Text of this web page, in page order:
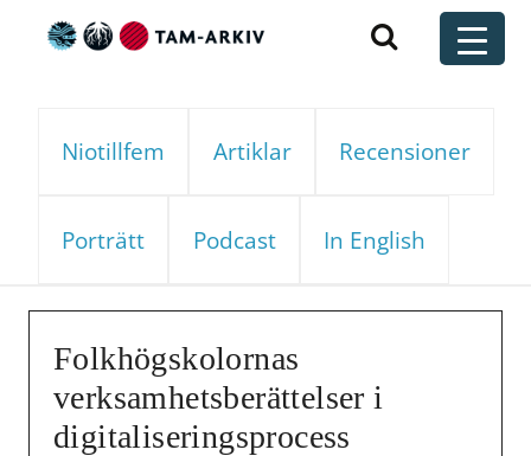
Huvudnavigering
Niotillfem Artiklar Recensioner
Porträtt Podcast In English
Folkhögskolornas
verksamhetsberättelser i
digitaliseringsprocess